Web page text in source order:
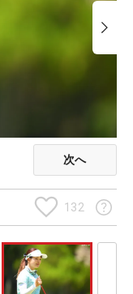
次へ
132